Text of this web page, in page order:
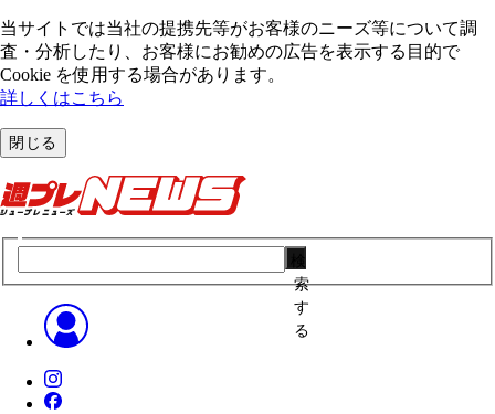
当サイトでは当社の提携先等がお客様のニーズ等について調
査・分析したり、お客様にお勧めの広告を表⽰する⽬的で
Cookie を使⽤する場合があります。
詳しくはこちら
閉じる
索
す
る